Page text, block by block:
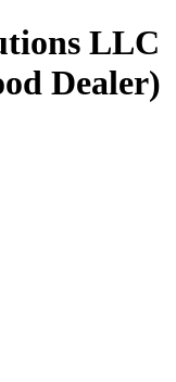
LLC
Dealer)